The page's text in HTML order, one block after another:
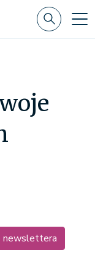
newslettera